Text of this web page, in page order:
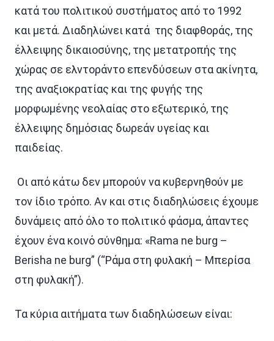
κατά του πολιτικού συστήματος από το 1992
και μετά. Διαδηλώνει κατά της διαφθοράς, της
έλλειψης δικαιοσύνης, της μετατροπής της
χώρας σε ελντοράντο επενδύσεων στα ακίνητα,
της αναξιοκρατίας και της φυγής της
μορφωμένης νεολαίας στο εξωτερικό, της
έλλειψης δημόσιας δωρεάν υγείας και
παιδείας.
Οι από κάτω δεν μπορούν να κυβερνηθούν με
τον ίδιο τρόπο. Αν και στις διαδηλώσεις έχουμε
δυνάμεις από όλο το πολιτικό φάσμα, άπαντες
έχουν ένα κοινό σύνθημα: «Rama ne burg –
Berisha ne burg” (“Ράμα στη φυλακή – Μπερίσα
στη φυλακή”).
Τα κύρια αιτήματα των διαδηλώσεων είναι: